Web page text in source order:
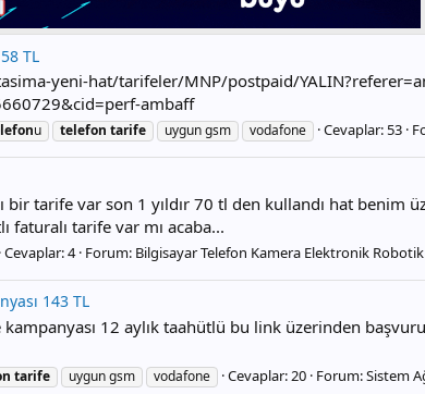
TL
yeni-hat/tarifeler/MNP/postpaid/
ambaff
u telefon tarife uygun gsm vodafone Cevaplar: 53
bir tarife var son 1 yıldır 70 tl den kullandı hat
tarife var mı acaba...
Cevaplar: 4 Forum: Bilgisayar Telefon Kamera Elektronik Robotik
143 TL
kampanyası 12 aylık taahütlü bu link üzerinden
tarife uygun gsm vodafone Cevaplar: 20 Forum:Sistem